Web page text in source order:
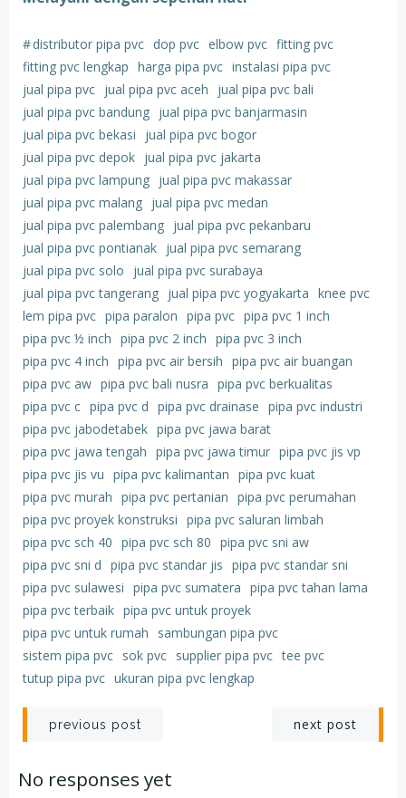
#distributor pipa pvc dop pvc elbow pvc fitting pvc
fitting pvc lengkap harga pipa pvc instalasi pipa pvc
jual pipa pvc jual pipa pvc aceh
jual pipa pvc bali
jual pipa pvc bandung jual pipa pvc banjarmasin
jual pipa pvc bekasi
jual pipa pvc bogor
jual pipa pvc depok jual pipa pvc jakarta
jual pipa pvc lampung jual pipa pvc makassar
jual pipa pvc malang jual pipa pvc medan
jual pipa pvc palembang jual pipa pvc pekanbaru
jual pipa pvc pontianak jual pipa pvc semarang
jual pipa pvc solo
jual pipa pvc surabaya
jual pipa pvc tangerang jual pipa pvc yogyakarta knee pvc
lem pipa pvc pipa paralon pipa pvc pipa pvc 1 inch
pipa pvc ½ inch pipa pvc 2 inch pipa pvc 3 inch
pipa pvc 4 inch pipa pvc air bersih pipa pvc air buangan
pipa pvc aw pipa pvc bali nusra pipa pvc berkualitas
pipa pvc c pipa pvc d pipa pvc drainase pipa pvc industri
pipa pvc jabodetabek pipa pvc jawa barat
pipa pvc jawa tengah pipa pvc jawa timur pipa pvc jis vp
pipa pvc jis vu pipa pvc kalimantan pipa pvc kuat
pipa pvc murah pipa pvc pertanian pipa pvc perumahan
pipa pvc proyek konstruksi pipa pvc saluran limbah
pipa pvc sch 40 pipa pvc sch 80 pipa pvc sni aw
pipa pvc sni d pipa pvc standar jis pipa pvc standar sni
pipa pvc sulawesi pipa pvc sumatera pipa pvc tahan lama
pipa pvc terbaik pipa pvc untuk proyek
pipa pvc untuk rumah
sambungan pipa pvc
sistem pipa pvc sok pvc supplier pipa pvc tee pvc
tutup pipa pvc ukuran pipa pvc lengkap
Post
navigation
previous post next post
No responses yet